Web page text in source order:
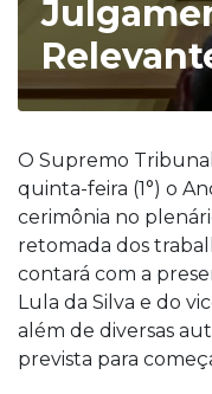
O Supremo
quinta-feira (1°) o
cerimônia no
retomada dos
contará com a
Lula da Silva e do
além de diversas
prevista para